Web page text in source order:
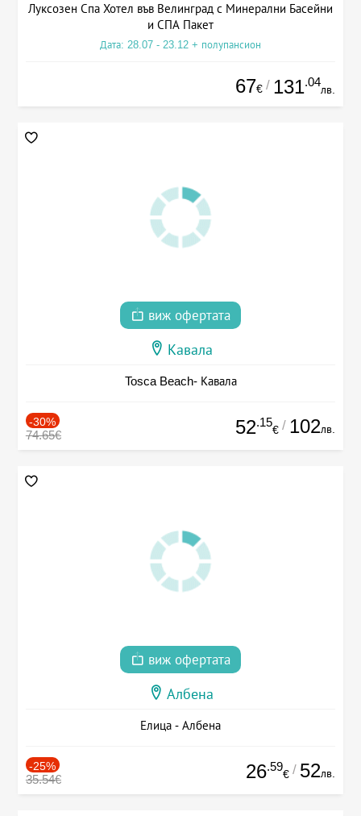
Луксозен Спа Хотел във Велинград с Минерални Басейни
и СПА Пакет
Дата: 28.07 - 23.12 + полупансион
67€ / 131.04
лв.
виж офертата
Кавала
Tosca Beach- Кавала
-30%
74.65€ 52.15
€ / 102лв.
виж офертата
Албена
Елица - Албена
-25%
35.54€ 26.59
€ / 52лв.